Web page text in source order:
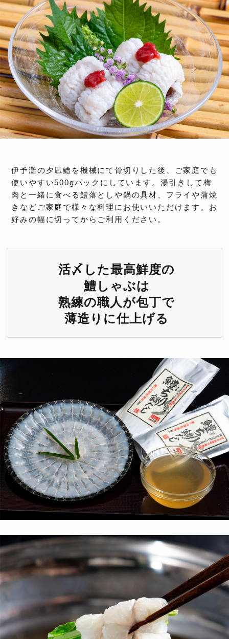
伊予灘の夕凪鱧を機械にて骨切りした後、ご家庭でも
使いやすい500gパックにしています。湯引きして梅
肉と一緒に食べる鱧落としや鍋の具材、フライや蒲焼
きなどご家庭で様々な料理にお使いいただけます。お
好みの幅に切ってからご利用ください。
活〆した最高鮮度の
鱧しゃぶは
熟練の職人が包丁で
薄造りに仕上げる